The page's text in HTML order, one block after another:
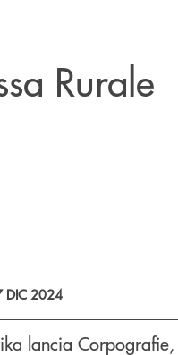
Rurale
for Soci
DIC 2024
lancia